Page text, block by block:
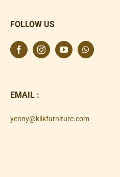
FOLLOW US
EMAIL :
yenny@klikfurniture.com